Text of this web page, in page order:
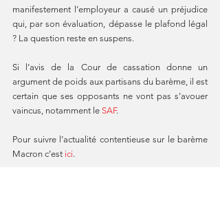
manifestement l’employeur a causé un préjudice
qui, par son évaluation, dépasse le plafond légal
? La question reste en suspens.
Si l’avis de la Cour de cassation donne un
argument de poids aux partisans du barème, il est
certain que ses opposants ne vont pas s’avouer
vaincus, notamment le SAF.
Pour suivre l’actualité contentieuse sur le barème
Macron c’est ici.